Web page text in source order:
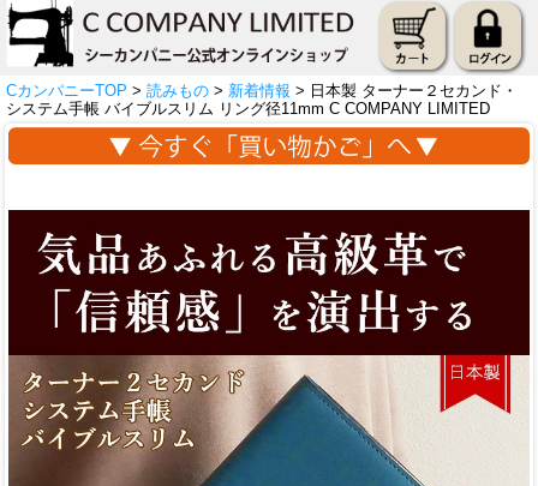
CカンパニーTOP > 読みもの > 新着情報 > 日本製 ターナー２セカンド・
システム手帳 バイブルスリム リング径11mm C COMPANY LIMITED